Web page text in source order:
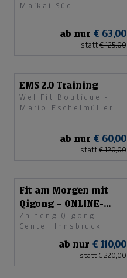
Maikai Süd
ab nur € 63,00
statt € 125,00
EMS 2.0 Training
WellFit Boutique -
Mario Eschelmüller &
ab nur € 60,00
statt € 120,00
Fit am Morgen mit
Qigong – ONLINE-
Jahresabo
Zhineng Qigong
Center Innsbruck
ab nur € 110,00
statt € 220,00